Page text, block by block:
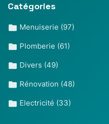
Catégories
Menuiserie (97)
Plomberie (61)
Divers (49)
Rénovation (48)
Electricité (33)